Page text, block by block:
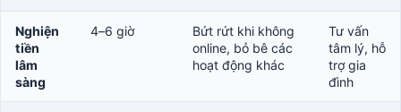
Nghiện
tiền
lâm
sàng
4–6 giờ
Bứt rứt khi không
online, bỏ bê các
hoạt động khác
Tư vấn
tâm lý, hỗ
trợ gia
đình